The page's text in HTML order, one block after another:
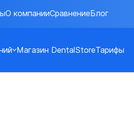
О компанииСравнениеБлог
Магазин DentalStoreТарифы